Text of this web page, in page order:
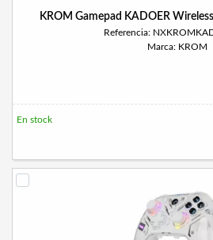
KROM Gamepad KADOER
Referencia:
Marca: KROM
En stock